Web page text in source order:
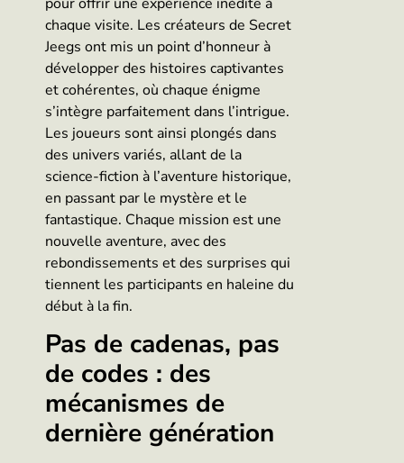
chaque visite. Les créateurs de Secret
Jeegs ont mis un point d’honneur à
développer des histoires captivantes
et cohérentes, où chaque énigme
s’intègre parfaitement dans l’intrigue.
Les joueurs sont ainsi plongés dans
des univers variés, allant de la
science-fiction à l’aventure historique,
en passant par le mystère et le
fantastique. Chaque mission est une
nouvelle aventure, avec des
rebondissements et des surprises qui
tiennent les participants en haleine du
début à la fin.
Pas de cadenas, pas
de codes : des
mécanismes de
dernière génération